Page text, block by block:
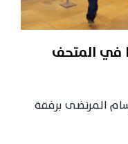
في المتحف
المرتضى برفقة